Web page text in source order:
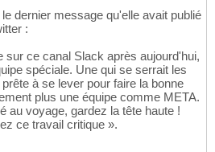
dernier message qu'elle avait publié
:
sur ce canal Slack après aujourd'hui,
spéciale. Une qui se serrait les
à se lever pour faire la bonne
plus une équipe comme META.
au voyage, gardez la tête haute !
ce travail critique ».